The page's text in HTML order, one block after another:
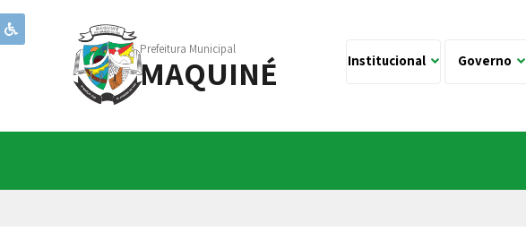
Prefeitura Municipal
MAQUINÉ Institucional Governo